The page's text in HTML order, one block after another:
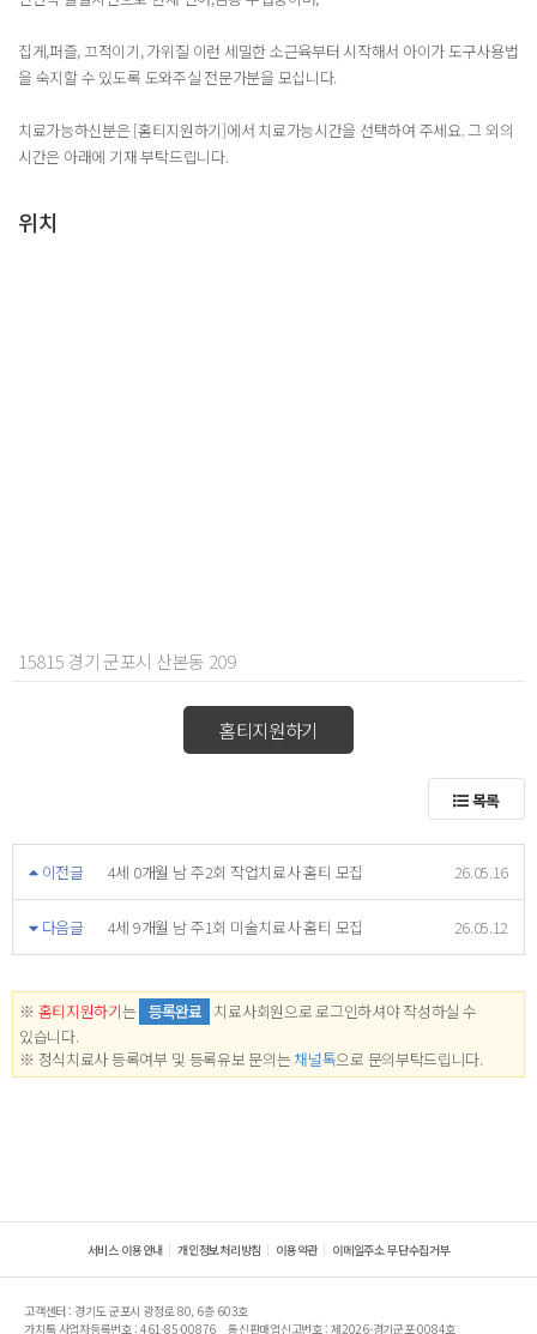
집게,퍼즐, 끄적이기, 가위질 이런 세밀한 소근육부터 시작해서 아이가 도구사용법
을 숙지할 수 있도록 도와주실 전문가분을 모십니다.
치료가능하신분은 [홈티지원하기]에서 치료가능시간을 선택하여 주세요. 그 외의
시간은 아래에 기재 부탁드립니다.
위치
15815 경기 군포시 산본동 209
홈티지원하기
목록
이전글 4세 0개월 남 주2회 작업치료사 홈티 모집 26.05.16
다음글 4세 9개월 남 주1회 미술치료사 홈티 모집 26.05.12
※ 홈티지원하기는 등록완료 치료사회원으로 로그인하셔야 작성하실 수
있습니다.
※ 정식치료사 등록여부 및 등록유보 문의는 채널톡으로 문의부탁드립니다.
서비스 이용안내 개인정보처리방침 이용약관 이메일주소 무단수집거부
고객센터 : 경기도 군포시 광정로 80, 6층 603호
가치톡 사업자등록번호 : 461-85-00876
통신판매업신고번호 : 제2026-경기군포-0084호